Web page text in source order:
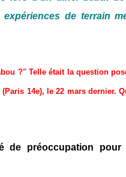
de terrain
?" Telle était la question
14e), le 22 mars dernier.
de préoccupation